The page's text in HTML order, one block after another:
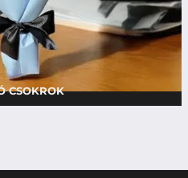
CSOKROK